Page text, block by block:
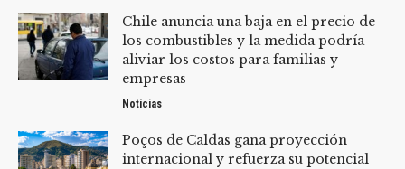
Chile anuncia una baja en el precio de
los combustibles y la medida podría
aliviar los costos para familias y
empresas
Notícias
Poços de Caldas gana proyección
internacional y refuerza su potencial